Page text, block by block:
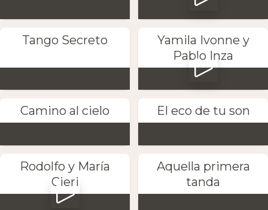
Tango Secreto
Yamila Ivonne y
Pablo Inza
Camino al cielo El eco de tu son
Rodolfo y María
Cieri
Aquella primera
tanda